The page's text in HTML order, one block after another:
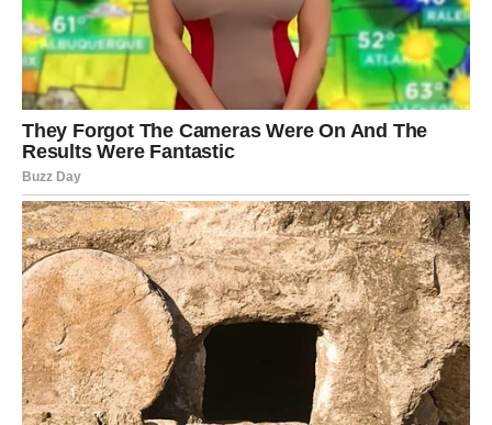
STRIJELAC
Nova energija donosi vam spontane događaje i mnogo
pozitivnih emocija.
Jedna osoba vraća vam vjeru da život može biti mnogo
ljepši nego prije.
Sreća vam dolazi neočekivano
Pred vama su veoma uzbudljivi trenuci.
JARAC